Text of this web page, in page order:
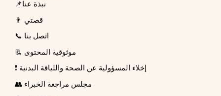
📌نبذة عنا
👨 قصتي
📞 اتصل بنا
📃 موثوقية المحتوى
❗ إخلاء المسؤولية عن الصحة واللياقة البدنية
👥 مجلس مراجعة الخبراء